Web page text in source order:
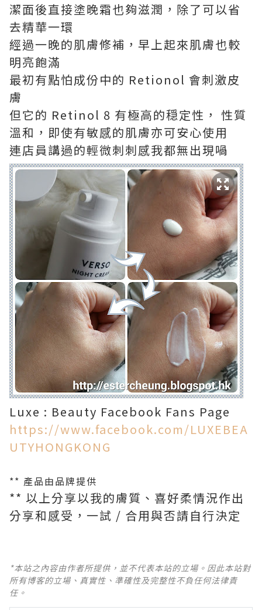
潔面後直接塗晚霜也夠滋潤，除了可以省
去精華一環
經過一晚的肌膚修補，早上起來肌膚也較
明亮飽滿
最初有點怕成份中的 Retionol 會刺激皮
膚
但它的 Retinol 8 有極高的穏定性， 性質
溫和，即使有敏感的肌膚亦可安心使用
連店員講過的輕微刺刺感我都無出現喎
Luxe : Beauty Facebook Fans Page
https://www.facebook.com/LUXEBEA
UTYHONGKONG
** 產品由品牌提供
** 以上分享以我的膚質、喜好柔情況作出
分享和感受，一試 / 合用與否請自行決定
*本站之內容由作者所提供，並不代表本站的立場。因此本站對
所有博客的立場、真實性、準確性及完整性不負任何法律責
任。